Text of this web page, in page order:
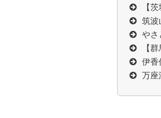
【
筑波
やさ
【
伊香
万座